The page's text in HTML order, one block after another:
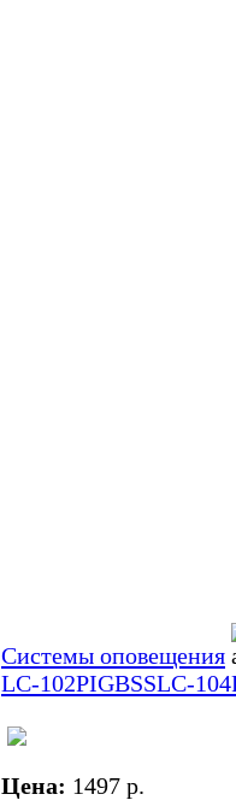
Системы оповещения
LC-102PIGBSSLC-
Цена: 1497 p.